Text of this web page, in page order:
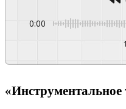
0:00
«Инструментальное